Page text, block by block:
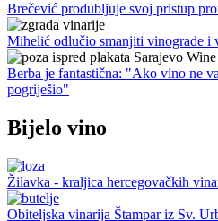
Brečević produbljuje svoj pristup
Mihelić odlučio smanjiti vinograde i
Berba je fantastična: "Ako vino ne
pogriješio"
Bijelo vino
Žilavka - kraljica hercegovačkih
Obiteljska vinarija Štampar iz Sv.